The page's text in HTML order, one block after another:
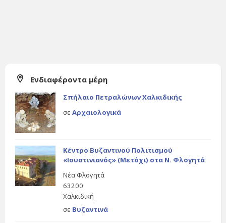
Ενδιαφέροντα μέρη
Σπήλαιο Πετραλώνων Χαλκιδικής
σε Αρχαιολογικά
Κέντρο Βυζαντινού Πολιτισμού
«Ιουστινιανός» (Μετόχι) στα Ν. Φλογητά
Νέα Φλογητά
63200
Χαλκιδική
σε Βυζαντινά